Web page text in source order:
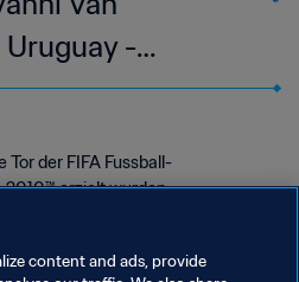
Uruguay -
Fussball-
Südafrika 2010™
Tor der FIFA Fussball-
erzielt wurden.
content and ads, provide